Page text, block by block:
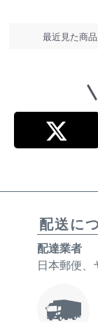
最近見た商品
配送に
配達業者
日本郵便、